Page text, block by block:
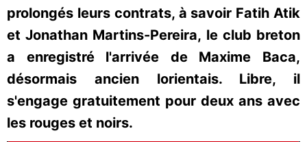
prolongés leurs contrats, à savoir Fatih Atik
et Jonathan Martins-Pereira, le club breton
a enregistré l'arrivée de Maxime Baca,
désormais ancien lorientais. Libre, il
s'engage gratuitement pour deux ans avec
les rouges et noirs.